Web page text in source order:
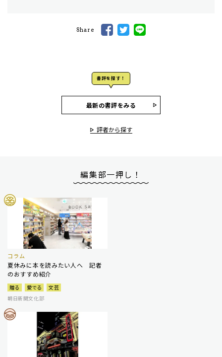
Share
書評を探す！
最新の書評をみる
評者から探す
編集部一押し！
コラム
夏休みに本を読みたい人へ 記者
のおすすめ紹介
贈る 愛でる
文芸
朝日新聞文化部